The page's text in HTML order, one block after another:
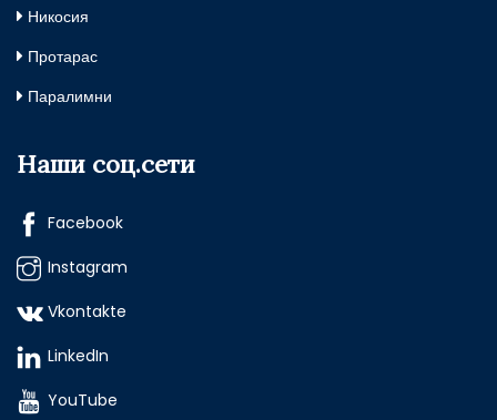
Никосия
Протарас
Паралимни
Наши соц.сети
Facebook
Instagram
Vkontakte
LinkedIn
YouTube